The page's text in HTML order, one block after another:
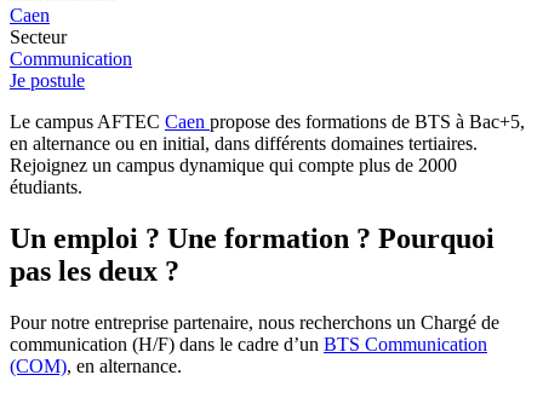
Caen
Secteur
Communication
Je postule
Le campus AFTEC Caen propose des formations de BTS à Bac+5,
en alternance ou en initial, dans différents domaines tertiaires.
Rejoignez un campus dynamique qui compte plus de 2000
étudiants.
Un emploi ? Une formation ? Pourquoi
pas les deux ?
Pour notre entreprise partenaire, nous recherchons un Chargé de
communication (H/F) dans le cadre d’un BTS Communication
(COM), en alternance.